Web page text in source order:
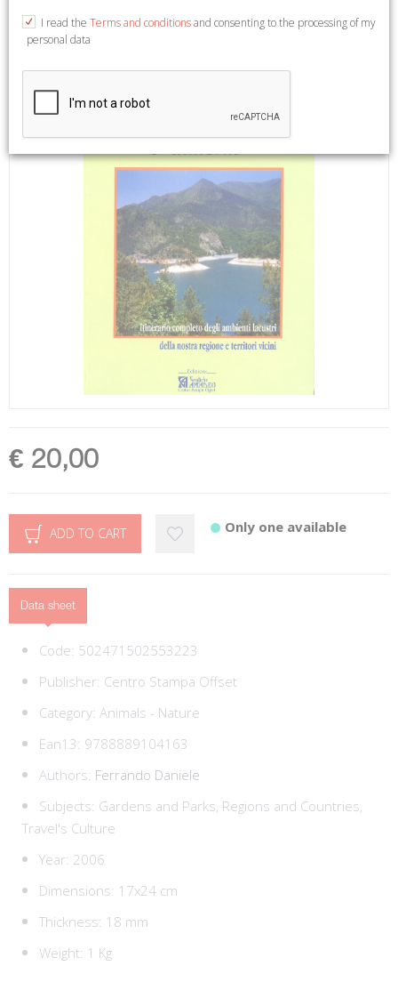
Chiusanico, 2006; ril., pp. 262, ill. col., cm 17x24.
€ 20,00
ADD TO CART Only one available
Data sheet
Code: 502471502553223
Publisher: Centro Stampa Offset
Category: Animals - Nature
Ean13: 9788889104163
Authors: Ferrando Daniele
Subjects: Gardens and Parks, Regions and Countries,
Travel's Culture
Year: 2006
Dimensions: 17x24 cm
Thickness: 18 mm
Weight: 1 Kg
I read the Terms and conditionsand consenting to the processing of my
personal data